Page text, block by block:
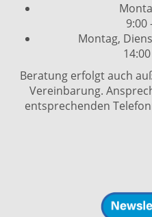
9:00
Montag,
Beratung erfolgt auch
Vereinbarung.
entsprechenden